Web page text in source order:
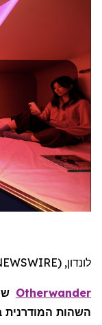
לונדון, June 02, 2026 (GLOBE NEWSWIRE) --
Otherwander
השהות המודרנית בעיר